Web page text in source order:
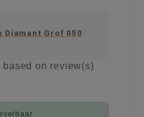
Diamant Grof 050
based on review(s)